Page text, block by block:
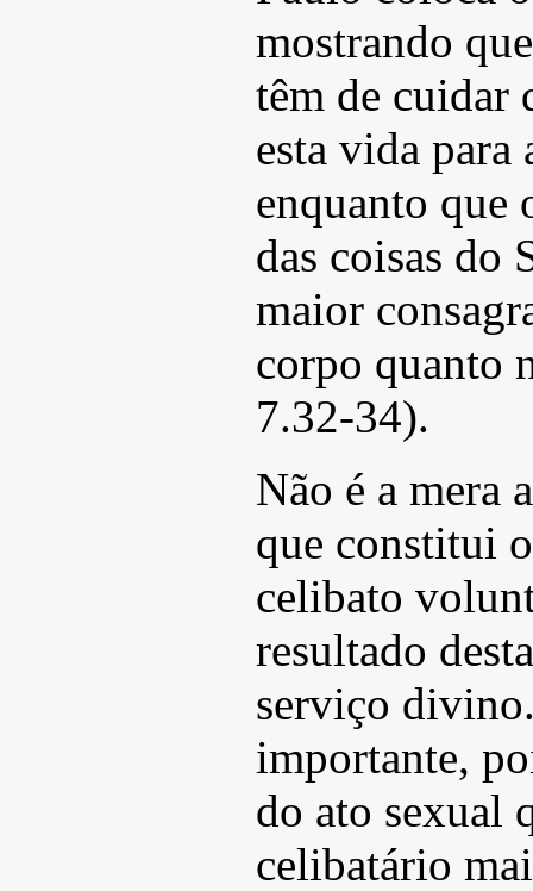
mostrando
têm de cuidar
esta vida para
enquanto que
das coisas do
maior
corpo quanto
7.32-34).
Não é a mera
que constitui
celibato
resultado
serviço
importante,
do ato sexual
celibatário